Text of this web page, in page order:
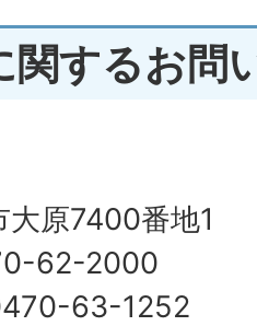
関するお問
原7400番地1
62-2000
63-1252